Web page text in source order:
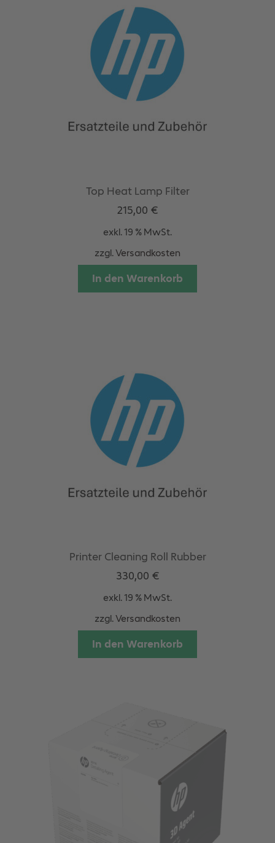
Top Heat Lamp Filter
215,00 €
exkl. 19 % MwSt.
zzgl.Versandkosten
In den Warenkorb
Printer Cleaning Roll Rubber
330,00 €
exkl. 19 % MwSt.
zzgl.Versandkosten
In den Warenkorb